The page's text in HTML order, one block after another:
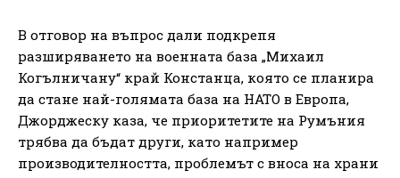
В отговор на въпрос дали подкрепя
разширяването на военната база „Михаил
Когълничану“ край Констанца, която се планира
да стане най-голямата база на НАТО в Европа,
Джорджеску каза, че приоритетите на Румъния
трябва да бъдат други, като например
производителността, проблемът с вноса на храни